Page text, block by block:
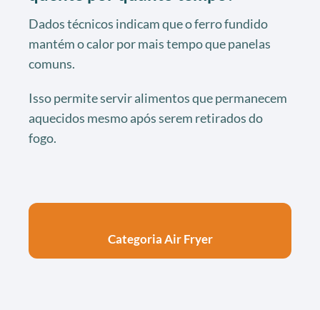
Dados técnicos indicam que o ferro fundido
mantém o calor por mais tempo que panelas
comuns.
Isso permite servir alimentos que permanecem
aquecidos mesmo após serem retirados do
fogo.
Categoria Air Fryer